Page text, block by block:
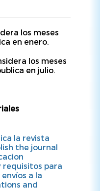
los meses
en enero.
los meses
en julio.
la revista
the journal
requisitos para
a la
and